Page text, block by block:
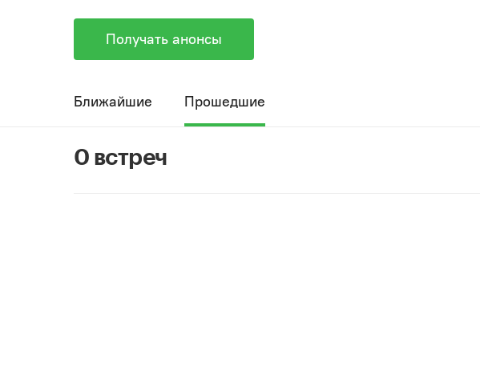
Получать анонсы
Ближайшие Прошедшие
0 встреч